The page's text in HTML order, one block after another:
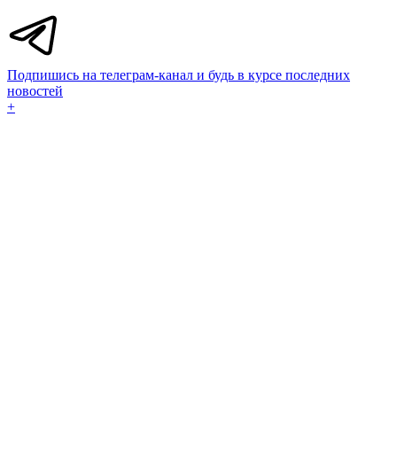
Подпишись на телеграм-канал и будь в курсе последних
новостей
+